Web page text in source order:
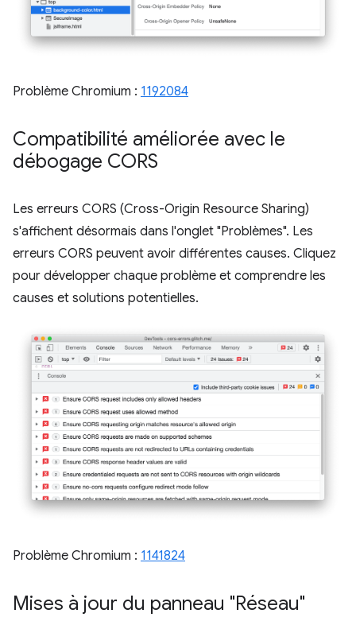
Problème Chromium : 1192084
Compatibilité améliorée avec le
débogage CORS
Les erreurs CORS (Cross-Origin Resource Sharing)
s'affichent désormais dans l'onglet "Problèmes". Les
erreurs CORS peuvent avoir différentes causes. Cliquez
pour développer chaque problème et comprendre les
causes et solutions potentielles.
Problème Chromium : 1141824
Mises à jour du panneau "Réseau"